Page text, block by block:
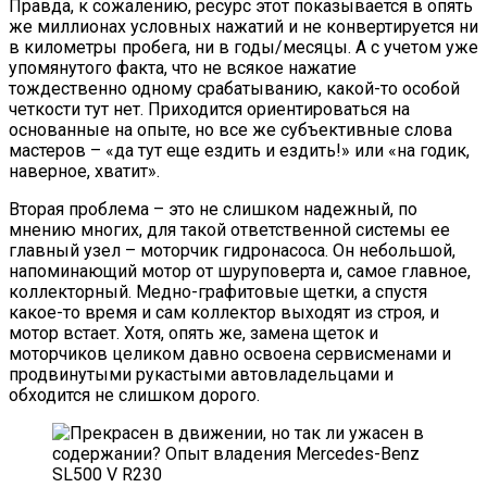
Правда, к сожалению, ресурс этот показывается в опять
же миллионах условных нажатий и не конвертируется ни
в километры пробега, ни в годы/месяцы. А с учетом уже
упомянутого факта, что не всякое нажатие
тождественно одному срабатыванию, какой-то особой
четкости тут нет. Приходится ориентироваться на
основанные на опыте, но все же субъективные слова
мастеров – «да тут еще ездить и ездить!» или «на годик,
наверное, хватит».
Вторая проблема – это не слишком надежный, по
мнению многих, для такой ответственной системы ее
главный узел – моторчик гидронасоса. Он небольшой,
напоминающий мотор от шуруповерта и, самое главное,
коллекторный. Медно-графитовые щетки, а спустя
какое-то время и сам коллектор выходят из строя, и
мотор встает. Хотя, опять же, замена щеток и
моторчиков целиком давно освоена сервисменами и
продвинутыми рукастыми автовладельцами и
обходится не слишком дорого.